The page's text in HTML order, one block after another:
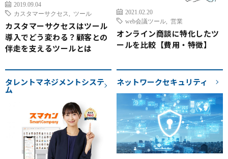
2019.09.04
カスタマーサクセス
ツール
カスタマーサクセスはツール
導入でどう変わる？顧客との
伴走を支えるツールとは
2021.02.20
web会議ツール
営業
オンライン商談に特化したツ
ールを比較【費用・特徴】
タレントマネジメントシステ
ム
ネットワークセキュリティ